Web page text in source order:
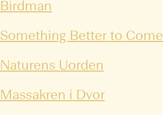
Birdman
Something Better to Come
Naturens Uorden
Massakren i Dvor